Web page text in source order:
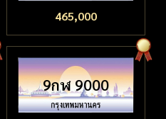
465,000
9กฬ 9000